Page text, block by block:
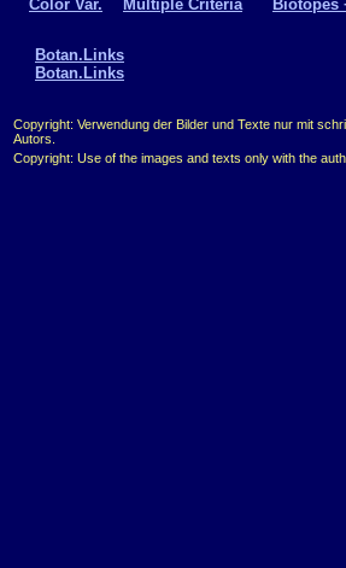
Color Var.
Multiple Criteria
Biotopes
Botan.Links
Botan.Links
Copyright: Verwendung der Bilder und Texte nur mit
Autors.
Copyright: Use of the images and texts only with the